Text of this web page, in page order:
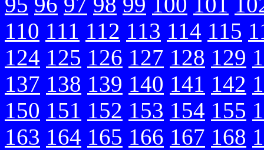
110 111 112 113 114 115
124 125 126 127 128 129
137 138 139 140 141 142
150 151 152 153 154 155
163 164 165 166 167 168